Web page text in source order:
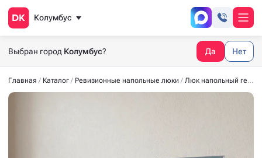
Колумбус
Выбран город Колумбус? Да Нет
Главная Каталог Ревизионные напольные люки Люк напольный герметичный СТАНДАРТ-М 1700*900